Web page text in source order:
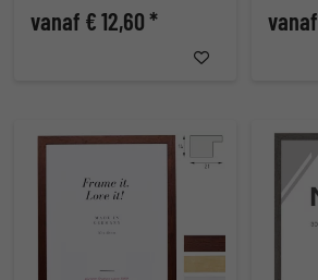
vanaf € 12,60 *